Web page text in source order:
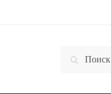
Поиск